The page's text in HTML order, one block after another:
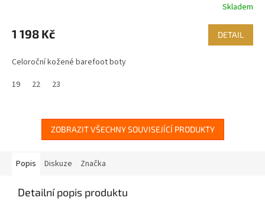
Skladem
1 198 Kč DETAIL
Celoroční kožené barefoot boty
19
22 23
ZOBRAZIT VŠECHNY SOUVISEJÍCÍ PRODUKTY
Popis Diskuze Značka
Detailní popis produktu